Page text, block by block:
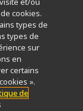
cookies.
types de
types de
sur
en
certains
».
de